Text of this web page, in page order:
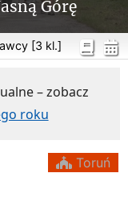
Górę
[3 kl.]
– zobacz
roku
Toruń